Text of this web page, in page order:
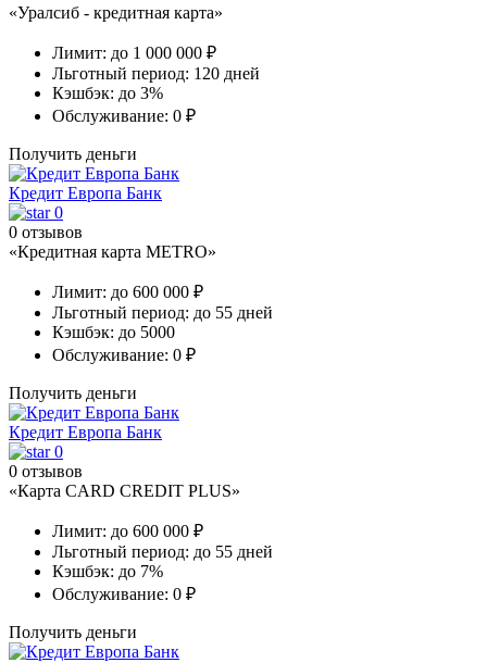
«Уралсиб - кредитная карта»
Лимит: до 1 000 000 ₽
Льготный период: 120 дней
Кэшбэк: до 3%
Обслуживание: 0 ₽
Получить деньги
Кредит Европа Банк
0
0 отзывов
«Кредитная карта METRO»
Лимит: до 600 000 ₽
Льготный период: до 55 дней
Кэшбэк: до 5000
Обслуживание: 0 ₽
Получить деньги
Кредит Европа Банк
0
0 отзывов
«Карта CARD CREDIT PLUS»
Лимит: до 600 000 ₽
Льготный период: до 55 дней
Кэшбэк: до 7%
Обслуживание: 0 ₽
Получить деньги